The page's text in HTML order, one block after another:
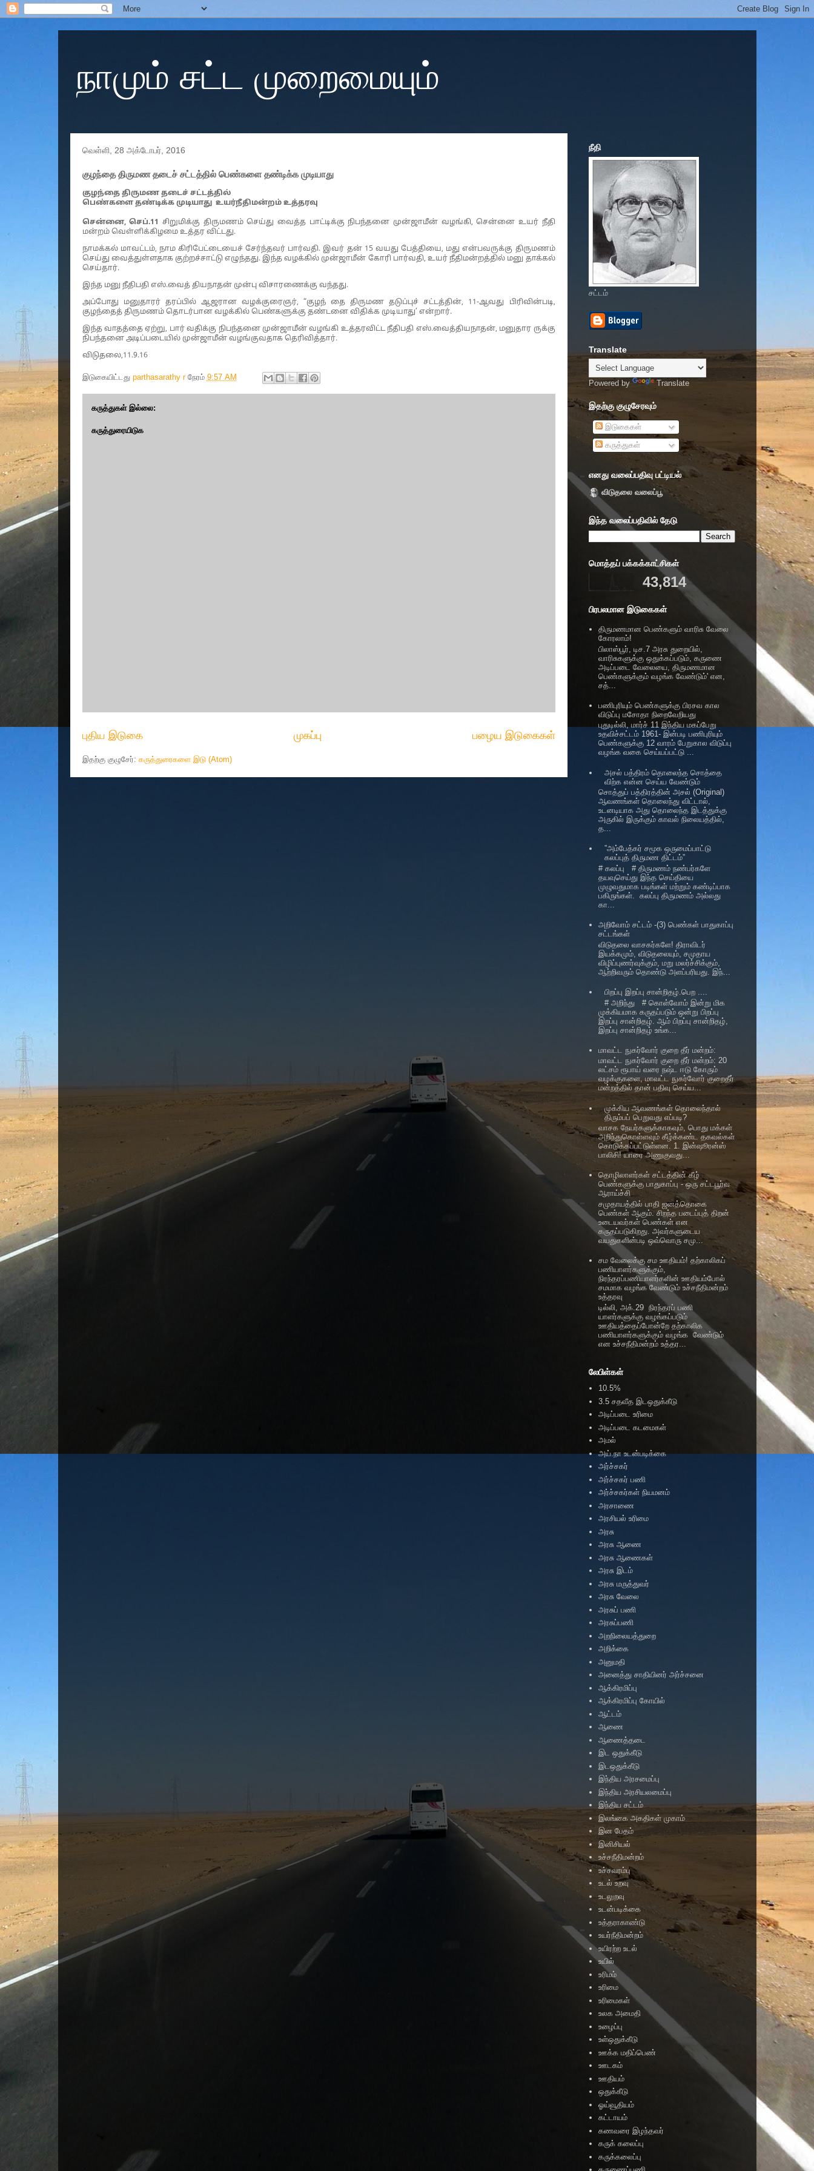
நாமும் சட்ட முறைமையும்
வெள்ளி, 28 அக்டோபர், 2016
குழந்தை திருமண தடைச் சட்டத்தில் பெண்களை தண்டிக்க முடியாது
குழந்தை திருமண தடைச் சட்டத்தில்
பெண்களை தண்டிக்க முடியாது உயர்நீதிமன்றம் உத்தரவு
சென்னை, செப்.11 சிறுமிக்கு திருமணம் செய்து வைத்த பாட்டிக்கு நிபந்தனை முன்ஜாமீன் வழங்கி, சென்னை உயர் நீதி
மன்றம் வெள்ளிக்கிழமை உத்தர விட்டது.
நாமக்கல் மாவட்டம், நாம கிரிபேட்டையைச் சேர்ந்தவர் பார்வதி. இவர் தன் 15 வயது பேத்தியை, மது என்பவருக்கு திருமணம்
செய்து வைத்துள்ளதாக குற்றச்சாட்டு எழுந்தது. இந்த வழக்கில் முன்ஜாமீன் கோரி பார்வதி, உயர் நீதிமன்றத்தில் மனு தாக்கல்
செய்தார்.
இந்த மனு நீதிபதி எஸ்.வைத் தியநாதன் முன்பு விசாரணைக்கு வந்தது.
அப்போது மனுதாரர் தரப்பில் ஆஜரான வழக்குரைஞர், “குழந் தை திருமண தடுப்புச் சட்டத்தின், 11-ஆவது பிரிவின்படி,
குழந்தைத் திருமணம் தொடர்பான வழக்கில் பெண்களுக்கு தண்டனை விதிக்க முடியாது’ என்றார்.
இந்த வாதத்தை ஏற்று, பார் வதிக்கு நிபந்தனை முன்ஜாமீன் வழங்கி உத்தரவிட்ட நீதிபதி எஸ்.வைத்தியநாதன், மனுதார ருக்கு
நிபந்தனை அடிப்படையில் முன்ஜாமீன் வழங்குவதாக தெரிவித்தார்.
விடுதலை,11.9.16
இடுகையிட்டது parthasarathy r நேரம் 9:57 AM
கருத்துகள் இல்லை:
கருத்துரையிடுக
புதிய இடுகை பழைய இடுகைகள்
முகப்பு
இதற்கு குழுசேர்: கருத்துரைகளை இடு (Atom)
நீதி
சட்டம்
Translate
Powered by Translate
இதற்கு குழுசேரவும்
இடுகைகள்
கருத்துகள்
எனது வலைப்பதிவு பட்டியல்
விடுதலை வலைப்பூ
இந்த வலைப்பதிவில் தேடு
மொத்தப் பக்கக்காட்சிகள்
43,814
பிரபலமான இடுகைகள்
திருமணமான பெண்களும் வாரிசு வேலை
கோரலாம்!
பிலாஸ்பூர், டிச.7 அரசு துறையில்,
வாரிசுகளுக்கு ஒதுக்கப்படும், கருணை
அடிப்படை வேலையை, திருமணமான
பெண்களுக்கும் வழங்க வேண்டும்' என,
சத்...
பணிபுரியும் பெண்களுக்கு பிரசவ கால
விடுப்பு மசோதா நிறைவேறியது
புதுடில்லி, மார்ச் 11 இந்திய மகப்பேறு
உதவிச்சட்டம் 1961- இன்படி பணிபுரியும்
பெண்களுக்கு 12 வாரம் பேறுகால விடுப்பு
வழங்க வகை செய்யப்பட்டு ...
அசல் பத்திரம் தொலைந்த சொத்தை
விற்க என்ன செய்ய வேண்டும்
சொத்துப் பத்திரத்தின் அசல் (Original)
ஆவணங்கள் தொலைந்து விட்டால்,
உடனடியாக அது தொலைந்த இடத்துக்கு
அருகில் இருக்கும் காவல் நிலையத்தில்,
த...
”அம்பேத்கர் சமூக ஒருமைப்பாட்டு
கலப்புத் திருமண திட்டம்”
# கலப்பு # திருமணம் நண்பர்களே
தயவுசெய்து இந்த செய்தியை
முழுவதுமாக படிங்கள் மற்றும் கண்டிப்பாக
பகிருங்கள். கலப்பு திருமணம் அல்லது
கா...
அறிவோம் சட்டம் -(3) பெண்கள் பாதுகாப்பு
சட்டங்கள்
விடுதலை வாசகர்களே! திராவிடர்
இயக்கமும், விடுதலையும், சமுதாய
விழிப்புணர்வுக்கும், மறு மலர்ச்சிக்கும்,
ஆற்றிவரும் தொண்டு அளப்பரியது. இந்...
பிறப்பு இறப்பு சான்றிதழ்.பெற ....
# அறிந்து # கொள்வோம் இன்று மிக
முக்கியமாக கருதப்படும் ஒன்று பிறப்பு
இறப்பு சான்றிதழ். ஆம் பிறப்பு சான்றிதழ்,
இறப்பு சான்றிதழ் உங்க...
மாவட்ட நுகர்வோர் குறை தீர் மன்றம்:
மாவட்ட நுகர்வோர் குறை தீர் மன்றம்: 20
லட்சம் ரூபாய் வரை நஷ்ட ஈடு கோரும்
வழக்குகளை, மாவட்ட நுகர்வோர் குறைதீர்
மன்றத்தில் தான் பதிவு செய்ய...
முக்கிய ஆவணங்கள் தொலைந்தால்
திரும்பப் பெறுவது எப்படி?
வாசக நேயர்களுக்காகவும், பொது மக்கள்
அறிந்துகொள்ளவும் கீழ்க்கண்ட தகவல்கள்
கொடுக்கப்பட்டுள்ளன. 1. இன்ஷூரன்ஸ்
பாலிசி! யாரை அணுகுவது...
தொழிலாளர்கள் சட்டத்தின் கீழ்
பெண்களுக்கு பாதுகாப்பு - ஒரு சட்டபூர்வ
ஆராய்ச்சி
சமுதாயத்தில் பாதி ஜனத்தொகை
பெண்கள் ஆகும். சிறந்த படைப்புத் திறன்
உடையவர்கள் பெண்கள் என
கருதப்படுகிறது. அவர்களுடைய
வயதுகளின்படி ஒவ்வொரு சமு...
சம வேலைக்கு சம ஊதியம்! தற்காலிகப்
பணியாளர்களுக்கும்,
நிரந்தரப்பணியாளர்களின் ஊதியம்போல்
சமமாக வழங்க வேண்டும் உச்சநீதிமன்றம்
உத்தரவு
டில்லி, அக்.29 நிரந்தரப் பணி
யாளர்களுக்கு வழங்கப்படும்
ஊதியத்தைப்போன்றே தற்காலிக
பணியாளர்களுக்கும் வழங்க வேண்டும்
என உச்சநீதிமன்றம் உத்தர...
லேபிள்கள்
10.5%
3.5 சதவீத இடஒதுக்கீடு
அடிப்படை உரிமை
அடிப்படை கடமைகள்
அமல்
அய்.நா உடன்படிக்கை
அர்ச்சகர்
அர்ச்சகர் பணி
அர்ச்சகர்கள் நியமனம்
அரசாணை
அரசியல் உரிமை
அரசு
அரசு ஆணை
அரசு ஆணைகள்
அரசு இடம்
அரசு மருத்துவர்
அரசு வேலை
அரசுப் பணி
அரசுப்பணி
அறநிலையத்துறை
அறிக்கை
அனுமதி
அனைத்து சாதியினர் அர்ச்சனை
ஆக்கிரமிப்பு
ஆக்கிரமிப்பு கோயில்
ஆட்டம்
ஆணை
ஆணைத்தடை
இட ஒதுக்கீடு
இடஒதுக்கீடு
இந்திய அரசமைப்பு
இந்திய அரசியலமைப்பு
இந்திய சட்டம்
இலங்கை அகதிகள் முகாம்
இன பேதம்
இனிசியல்
உச்சநீதிமன்றம்
உச்சவரம்பு
உடல் உறவு
உடலுறவு
உடன்படிக்கை
உத்தராகாண்டு
உயர்நீதிமன்றம்
உயிரற்ற உடல்
உயில்
உரிமம்
உரிமை
உரிமைகள்
உலக அமைதி
உழைப்பு
உள்ஒதுக்கீடு
ஊக்க மதிப்பெண்
ஊடகம்
ஊதியம்
ஒதுக்கீடு
ஓய்வூதியம்
கட்டாயம்
கணவரை இழந்தவர்
கருக் கலைப்பு
கருக்கலைப்பு